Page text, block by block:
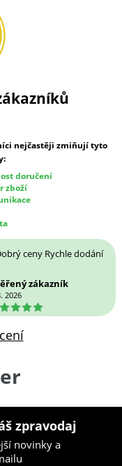
nejčastěji zmiňují tyto
doručení
zboží
ceny Rychle dodání
zákazník
2026
zpravodaj
novinky a